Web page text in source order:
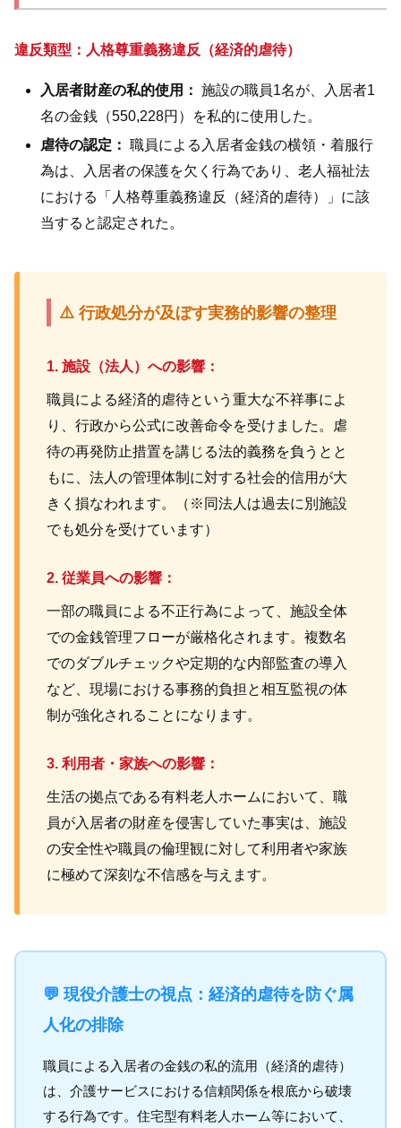
違反類型：人格尊重義務違反（経済的虐待）
入居者財産の私的使用： 施設の職員1名が、入居者1
名の金銭（550,228円）を私的に使用した。
虐待の認定： 職員による入居者金銭の横領・着服行
為は、入居者の保護を欠く行為であり、老人福祉法
における「人格尊重義務違反（経済的虐待）」に該
当すると認定された。
⚠️ 行政処分が及ぼす実務的影響の整理
1. 施設（法人）への影響：
職員による経済的虐待という重大な不祥事によ
り、行政から公式に改善命令を受けました。虐
待の再発防止措置を講じる法的義務を負うとと
もに、法人の管理体制に対する社会的信用が大
きく損なわれます。（※同法人は過去に別施設
でも処分を受けています）
2. 従業員への影響：
一部の職員による不正行為によって、施設全体
での金銭管理フローが厳格化されます。複数名
でのダブルチェックや定期的な内部監査の導入
など、現場における事務的負担と相互監視の体
制が強化されることになります。
3. 利用者・家族への影響：
生活の拠点である有料老人ホームにおいて、職
員が入居者の財産を侵害していた事実は、施設
の安全性や職員の倫理観に対して利用者や家族
に極めて深刻な不信感を与えます。
💬 現役介護士の視点：経済的虐待を防ぐ属
人化の排除
職員による入居者の金銭の私的流用（経済的虐待）
は、介護サービスにおける信頼関係を根底から破壊
する行為です。住宅型有料老人ホーム等において、